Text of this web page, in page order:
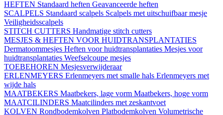
HEFTEN Standaard heften Geavanceerde heften
SCALPELS Standaard scalpels Scalpels met uitschuifbaar mesje
Veiligheidsscalpels
STITCH CUTTERS Handmatige stitch cutters
MESJES & HEFTEN VOOR HUIDTRANSPLANTATIES
Dermatoommesjes Heften voor huidtransplantaties Mesjes voor
huidtransplantaties Weefselcoupe mesjes
TOEBEHOREN Mesjesverwijderaar
ERLENMEYERS Erlenmeyers met smalle hals Erlenmeyers met
wijde hals
MAATBEKERS Maatbekers, lage vorm Maatbekers, hoge vorm
MAATCILINDERS Maatcilinders met zeskantvoet
KOLVEN Rondbodemkolven Platbodemkolven Volumetrische